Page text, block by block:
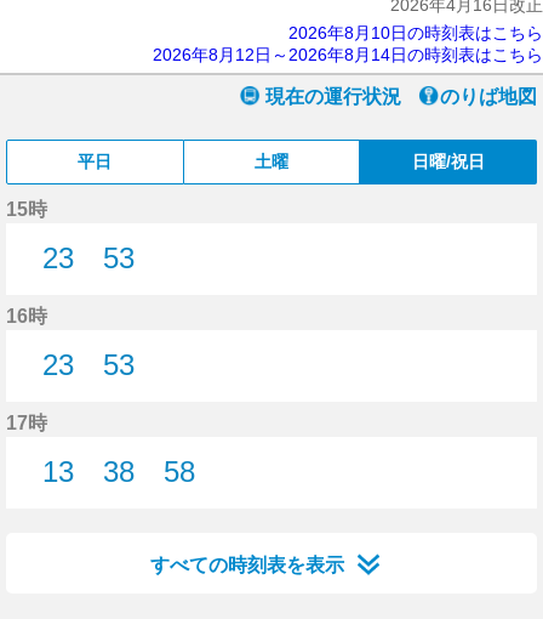
2026年4月16日改正
2026年8月10日の時刻表はこちら
2026年8月12日～2026年8月14日の時刻表はこちら
現在の運行状況 のりば地図
平日 土曜 日曜/祝日
15時
23
53
16時
23
53
17時
13
38
58
すべての時刻表を表示